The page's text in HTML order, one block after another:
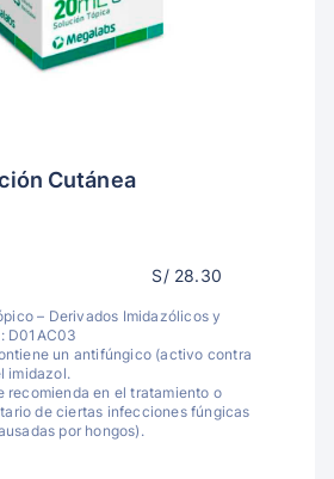
Cutánea
S/ 28.30
– Derivados Imidazólicos y
D01AC03
un antifúngico (activo contra
imidazol.
recomienda en el tratamiento o
de ciertas infecciones fúngicas
por hongos).